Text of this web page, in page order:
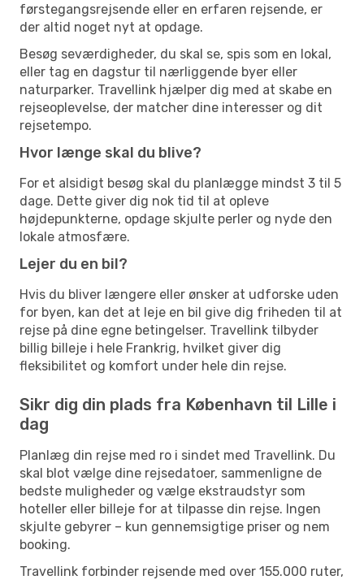
førstegangsrejsende eller en erfaren rejsende, er
der altid noget nyt at opdage.
Besøg seværdigheder, du skal se, spis som en lokal,
eller tag en dagstur til nærliggende byer eller
naturparker. Travellink hjælper dig med at skabe en
rejseoplevelse, der matcher dine interesser og dit
rejsetempo.
Hvor længe skal du blive?
For et alsidigt besøg skal du planlægge mindst 3 til 5
dage. Dette giver dig nok tid til at opleve
højdepunkterne, opdage skjulte perler og nyde den
lokale atmosfære.
Lejer du en bil?
Hvis du bliver længere eller ønsker at udforske uden
for byen, kan det at leje en bil give dig friheden til at
rejse på dine egne betingelser. Travellink tilbyder
billig billeje i hele Frankrig, hvilket giver dig
fleksibilitet og komfort under hele din rejse.
Sikr dig din plads fra København til Lille i
dag
Planlæg din rejse med ro i sindet med Travellink. Du
skal blot vælge dine rejsedatoer, sammenligne de
bedste muligheder og vælge ekstraudstyr som
hoteller eller billeje for at tilpasse din rejse. Ingen
skjulte gebyrer – kun gennemsigtige priser og nem
booking.
Travellink forbinder rejsende med over 155.000 ruter,